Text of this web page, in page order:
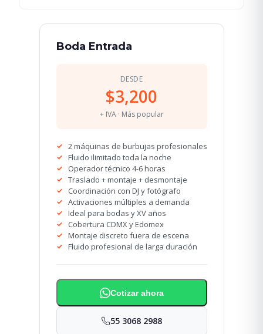
Boda Entrada
DESDE
$3,200
+ IVA · Más popular
2 máquinas de burbujas profesionales
Fluido ilimitado toda la noche
Operador técnico 4-6 horas
Traslado + montaje + desmontaje
Coordinación con DJ y fotógrafo
Activaciones múltiples a demanda
Ideal para bodas y XV años
Cobertura CDMX y Edomex
Montaje discreto fuera de escena
Fluido profesional de larga duración
Cotizar ahora
55 3068 2988